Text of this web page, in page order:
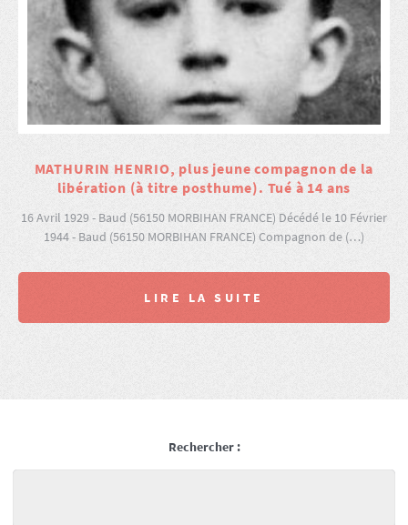
MATHURIN HENRIO, plus jeune compagnon de la
libération (à titre posthume). Tué à 14 ans
16 Avril 1929 - Baud (56150 MORBIHAN FRANCE) Décédé le 10 Février
1944 - Baud (56150 MORBIHAN FRANCE) Compagnon de (…)
LIRE LA SUITE
Rechercher :